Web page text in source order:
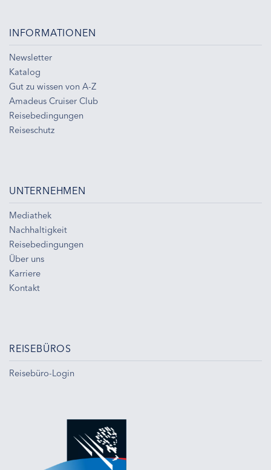
INFORMATIONEN
Newsletter
Katalog
Gut zu wissen von A-Z
Amadeus Cruiser Club
Reisebedingungen
Reiseschutz
UNTERNEHMEN
Mediathek
Nachhaltigkeit
Reisebedingungen
Über uns
Karriere
Kontakt
REISEBÜROS
Reisebüro-Login